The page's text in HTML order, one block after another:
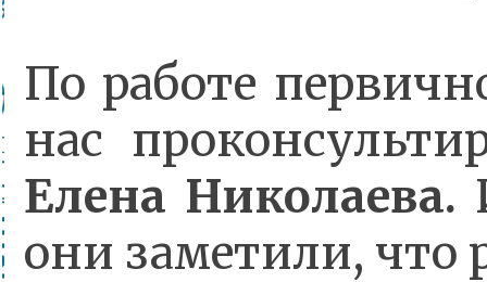
По работе
нас
Елена Николаева.
они заметили, что